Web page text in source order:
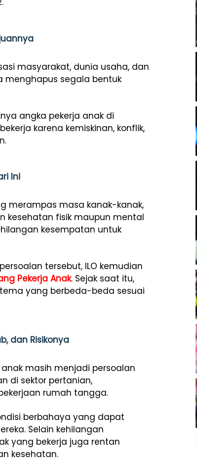
masyarakat, dunia usaha, dan
segala bentuk
angka pekerja anak di
karena kemiskinan, konflik,
Ini
merampas masa kanak-kanak,
kesehatan fisik maupun mental
kesempatan untuk
tersebut, ILO kemudian
Pekerja Anak. Sejak saat itu,
yang berbeda-beda sesuai
dan Risikonya
masih menjadi persoalan
di sektor pertanian,
rumah tangga.
berbahaya yang dapat
Selain kehilangan
yang bekerja juga rentan
kesehatan.